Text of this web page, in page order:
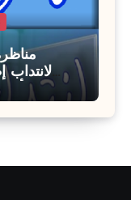
مختلفة : أخر اجل